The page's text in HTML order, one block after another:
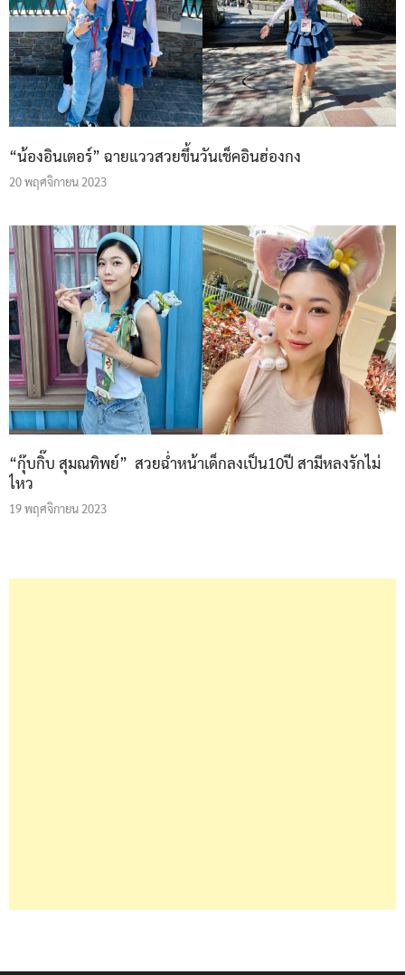
“น้องอินเตอร์” ฉายแววสวยขึ้นวันเช็คอินฮ่องกง
20 พฤศจิกายน 2023
“กุ๊บกิ๊บ สุมณทิพย์” สวยฉ่ำหน้าเด็กลงเป็น10ปี สามีหลงรักไม่
ไหว
19 พฤศจิกายน 2023